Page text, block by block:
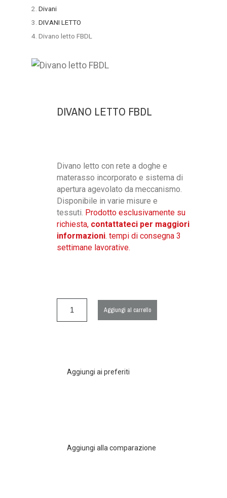
Divani
DIVANI LETTO
Divano letto FBDL
DIVANO LETTO FBDL
Divano letto con rete a doghe e
materasso incorporato e sistema di
apertura agevolato da meccanismo.
Disponibile in varie misure e
tessuti. Prodotto esclusivamente su
richiesta,contattateci per maggiori
informazioni. tempi di consegna 3
settimane lavorative.
Aggiungi al carrello
Aggiungi ai preferiti
Aggiungi alla comparazione